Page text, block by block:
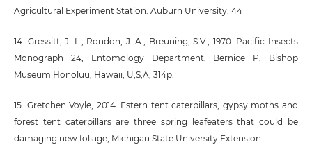
Agricultural Experiment Station. Auburn University. 441
14. Gressitt, J. L., Rondon, J. A., Breuning, S.V., 1970. Pacific Insects
Monograph 24, Entomology Department, Bernice P, Bishop
Museum Honoluu, Hawaii, U,S,A, 314p.
15. Gretchen Voyle, 2014. Estern tent caterpillars, gypsy moths and
forest tent caterpillars are three spring leafeaters that could be
damaging new foliage, Michigan State University Extension.